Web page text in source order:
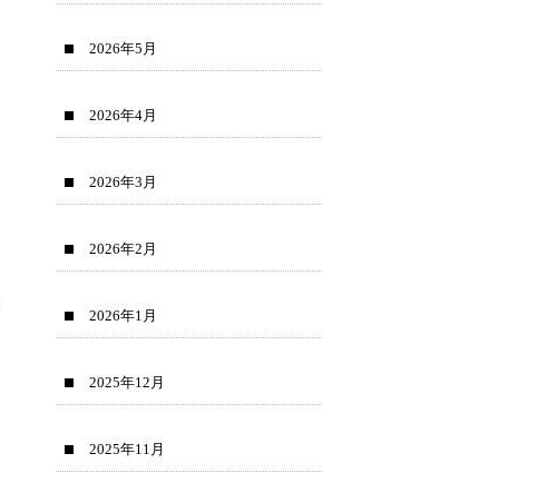
2026年5月
2026年4月
2026年3月
2026年2月
2026年1月
2025年12月
2025年11月